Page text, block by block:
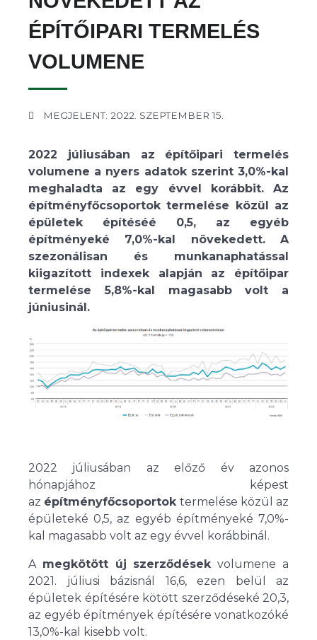
ÉPÍTŐIPARI TERMELÉS
VOLUMENE
MEGJELENT: 2022. SZEPTEMBER 15.
2022 júliusában az építőipari termelés
volumene a nyers adatok szerint 3,0%-kal
meghaladta az egy évvel korábbit. Az
építményfőcsoportok termelése közül az
épületek építéséé 0,5, az egyéb
építményeké 7,0%-kal növekedett. A
szezonálisan és munkanaphatással
kiigazított indexek alapján az építőipar
termelése 5,8%-kal magasabb volt a
júniusinál.
2022 júliusában az előző év azonos
hónapjához képest
az építményfőcsoportoktermelése közül az
épületeké 0,5, az egyéb építményeké 7,0%-
kal magasabb volt az egy évvel korábbinál.
A megkötött új szerződésekvolumene a
2021. júliusi bázisnál 16,6, ezen belül az
épületek építésére kötött szerződéseké 20,3,
az egyéb építmények építésére vonatkozóké
13,0%-kal kisebb volt.